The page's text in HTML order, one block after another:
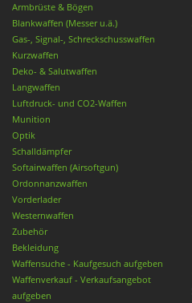
Armbrüste & Bögen
Blankwaffen (Messer u.ä.)
Gas-, Signal-, Schreckschusswaffen
Kurzwaffen
Deko- & Salutwaffen
Langwaffen
Luftdruck- und CO2-Waffen
Munition
Optik
Schalldämpfer
Softairwaffen (Airsoftgun)
Ordonnanzwaffen
Vorderlader
Westernwaffen
Zubehör
Bekleidung
Waffensuche - Kaufgesuch aufgeben
Waffenverkauf - Verkaufsangebot
aufgeben